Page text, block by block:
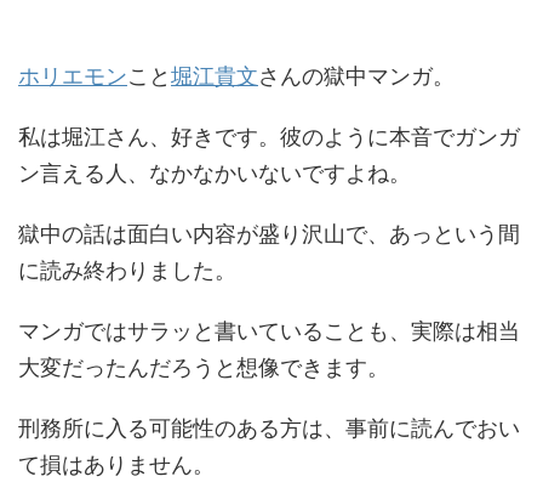
ホリエモンこと堀江貴文さんの獄中マンガ。
私は堀江さん、好きです。彼のように本音でガンガ
ン言える人、なかなかいないですよね。
獄中の話は面白い内容が盛り沢山で、あっという間
に読み終わりました。
マンガではサラッと書いていることも、実際は相当
大変だったんだろうと想像できます。
刑務所に入る可能性のある方は、事前に読んでおい
て損はありません。